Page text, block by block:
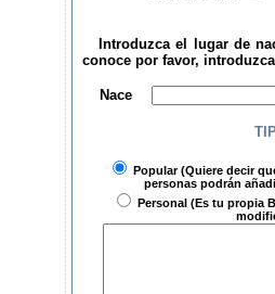
Introduzca el lugar de
conoce por favor,
Nace
Popular(Quiere decir
personas podrán
Personal (Es tu propia